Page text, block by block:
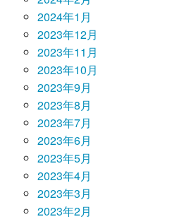
2024年1月
2023年12月
2023年11月
2023年10月
2023年9月
2023年8月
2023年7月
2023年6月
2023年5月
2023年4月
2023年3月
2023年2月